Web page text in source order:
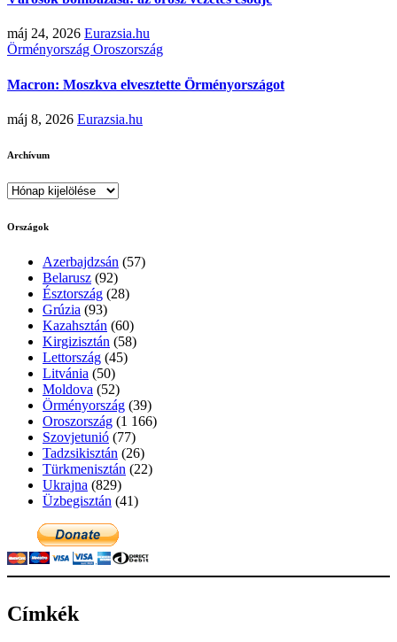
máj 24, 2026 Eurazsia.hu
Örményország Oroszország
Macron: Moszkva elvesztette Örményországot
máj 8, 2026 Eurazsia.hu
Archívum
Archívum
Országok
Azerbajdzsán (57)
Belarusz (92)
Észtország (28)
Grúzia (93)
Kazahsztán (60)
Kirgizisztán (58)
Lettország (45)
Litvánia (50)
Moldova (52)
Örményország (39)
Oroszország (1 166)
Szovjetunió (77)
Tadzsikisztán (26)
Türkmenisztán (22)
Ukrajna (829)
Üzbegisztán (41)
Címkék